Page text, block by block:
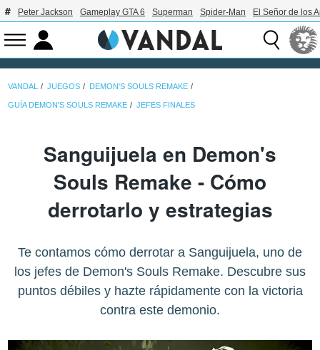
Peter Jackson Gameplay GTA 6 Superman Spider-Man El Señor de los
VANDAL JUEGOS DEMON'S SOULS REMAKE
GUÍA DEMON'S SOULS REMAKE JEFES FINALES
Sanguijuela en Demon's
Souls Remake - Cómo
derrotarlo y estrategias
Te contamos cómo derrotar a Sanguijuela, uno de
los jefes de Demon's Souls Remake. Descubre sus
puntos débiles y hazte rápidamente con la victoria
contra este demonio.